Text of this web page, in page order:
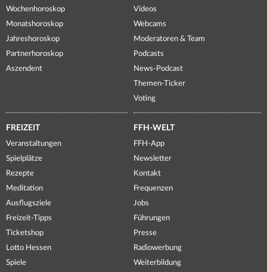
Wochenhoroskop
Monatshoroskop
Jahreshoroskop
Partnerhoroskop
Aszendent
Videos
Webcams
Moderatoren & Team
Podcasts
News-Podcast
Themen-Ticker
Voting
FREIZEIT
Veranstaltungen
Spielplätze
Rezepte
Meditation
Ausflugsziele
Freizeit-Tipps
Ticketshop
Lotto Hessen
Spiele
FFH-WELT
FFH-App
Newsletter
Kontakt
Frequenzen
Jobs
Führungen
Presse
Radiowerbung
Weiterbildung